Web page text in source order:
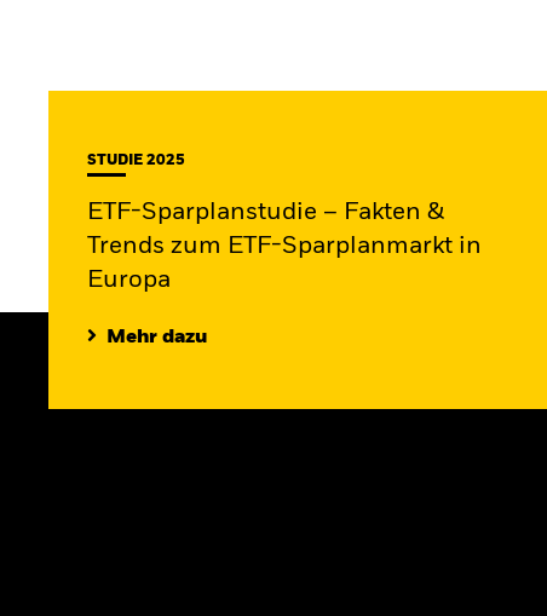
STUDIE 2025
ETF-Sparplanstudie – Fakten &
Trends zum ETF-Sparplanmarkt in
Europa
Mehr dazu